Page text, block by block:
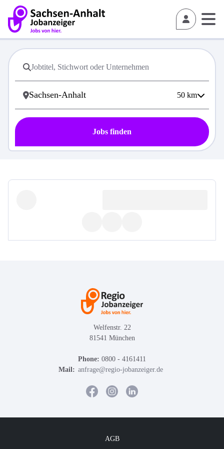
50 km
Jobs finden
Welfenstr. 22
81541 München
Phone: 0800 - 4161411
Mail: anfrage@regio-jobanzeiger.de
AGB